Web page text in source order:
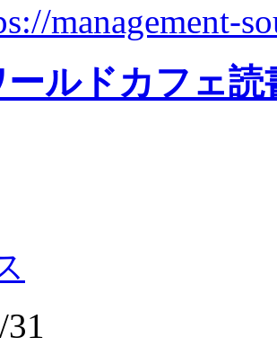
management-
ルドカフェ読